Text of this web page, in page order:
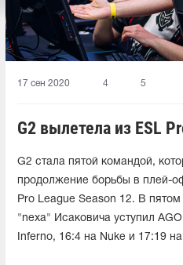
17 сен 2020 4 5
G2 вылетела из ESL
G2 стала пятой командой,
продолжение борьбы в плей-
Pro League Season 12. В
"nexa" Исаковича уступил
Inferno, 16:4 на Nuke и 17:19